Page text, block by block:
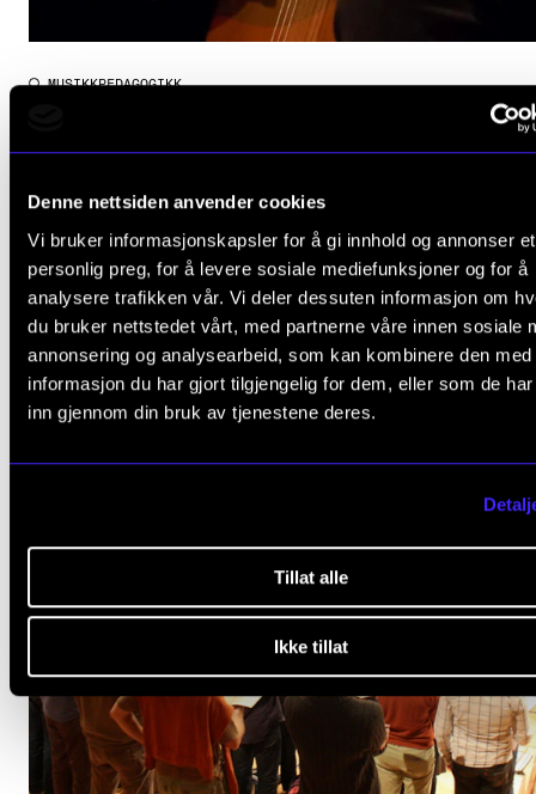
Denne nettsiden anvender cookies
Vi bruker informasjonskapsler for å gi innhold og annonser et
personlig preg, for å levere sosiale mediefunksjoner og for å
analysere trafikken vår. Vi deler dessuten informasjon om
du bruker nettstedet vårt, med partnerne våre innen sosiale
annonsering og analysearbeid, som kan kombinere den med
informasjon du har gjort tilgjengelig for dem, eller som de
inn gjennom din bruk av tjenestene deres.
Tillat alle
Ikke tillat
MUSIKKPEDAGOGIKK
Ioannis Theodoridis: Musikeres fysiske utfordringer
underliggende mekanismer, perspektiver og
2021 -